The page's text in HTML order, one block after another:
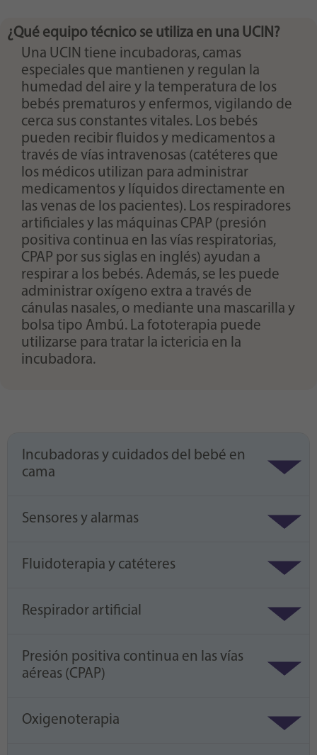
¿Qué equipo técnico se utiliza en una UCIN?
Una UCIN tiene incubadoras, camas
especiales que mantienen y regulan la
humedad del aire y la temperatura de los
bebés prematuros y enfermos, vigilando de
cerca sus constantes vitales. Los bebés
pueden recibir fluidos y medicamentos a
través de vías intravenosas (catéteres que
los médicos utilizan para administrar
medicamentos y líquidos directamente en
las venas de los pacientes). Los respiradores
artificiales y las máquinas CPAP (presión
positiva continua en las vías respiratorias,
CPAP por sus siglas en inglés) ayudan a
respirar a los bebés. Además, se les puede
administrar oxígeno extra a través de
cánulas nasales, o mediante una mascarilla y
bolsa tipo Ambú. La fototerapia puede
utilizarse para tratar la ictericia en la
incubadora.
Incubadoras y cuidados del bebé en
cama
Sensores y alarmas
Fluidoterapia y catéteres
Respirador artificial
Presión positiva continua en las vías
aéreas (CPAP)
Oxigenoterapia
Webseiten-Betreiber dies eingestellt hat.